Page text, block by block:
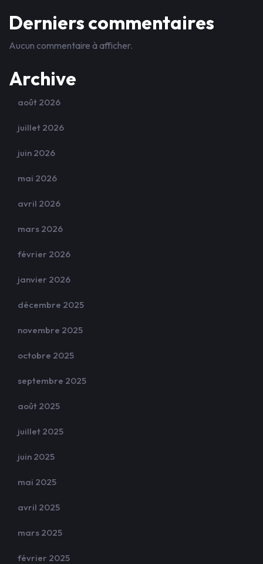
Derniers commentaires
Aucun commentaire à afficher.
Archive
août 2026
juillet 2026
juin 2026
mai 2026
avril 2026
mars 2026
février 2026
janvier 2026
décembre 2025
novembre 2025
octobre 2025
septembre 2025
août 2025
juillet 2025
juin 2025
mai 2025
avril 2025
mars 2025
février 2025